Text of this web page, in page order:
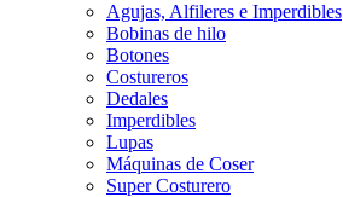
Agujas, Alfileres e Imperdibles
Bobinas de hilo
Botones
Costureros
Dedales
Imperdibles
Lupas
Máquinas de Coser
Super Costurero